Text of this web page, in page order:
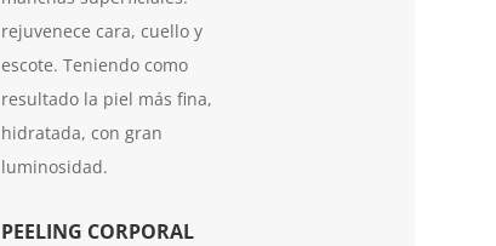
rejuvenece cara, cuello y
escote. Teniendo como
resultado la piel más fina,
hidratada, con gran
luminosidad.
PEELING CORPORAL